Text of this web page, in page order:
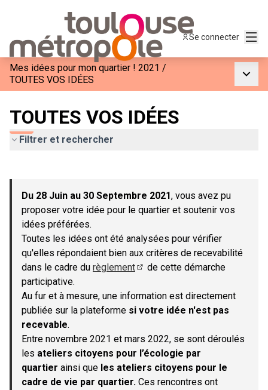
Se connecter
Mes idées pour mon quartier ! 2021 /
TOUTES VOS IDÉES
TOUTES VOS IDÉES
Filtrer et rechercher
−
Du 28 Juin au 30 Septembre 2021, vous avez pu
proposer votre idée pour le quartier et soutenir vos
idées préférées.
Toutes les idées ont été analysées pour vérifier
qu'elles répondaient bien aux critères de recevabilité
dans le cadre du règlement
de cette démarche
participative.
Au fur et à mesure, une information est directement
publiée sur la plateforme si votre idée n'est pas
recevable.
Entre novembre 2021 et mars 2022, se sont déroulés
les ateliers citoyens pour l’écologie par
quartier ainsi que les ateliers citoyens pour le
cadre de vie par quartier. Ces rencontres ont